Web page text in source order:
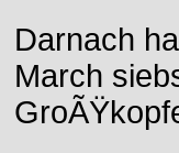
Darnach
March